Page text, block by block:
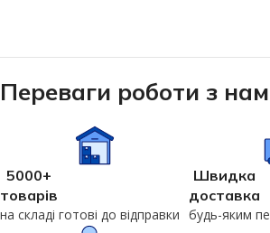
Переваги роботи з
5000+
товарів
на складі готові до відправки
Швидка
доставка
будь-яким